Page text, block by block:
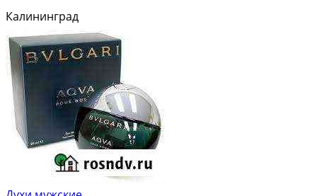
Калининград